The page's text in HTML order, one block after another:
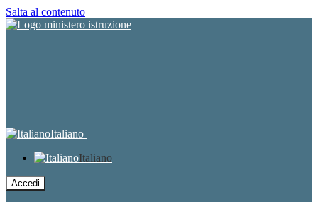
Salta al contenuto
Italiano
Italiano
Accedi